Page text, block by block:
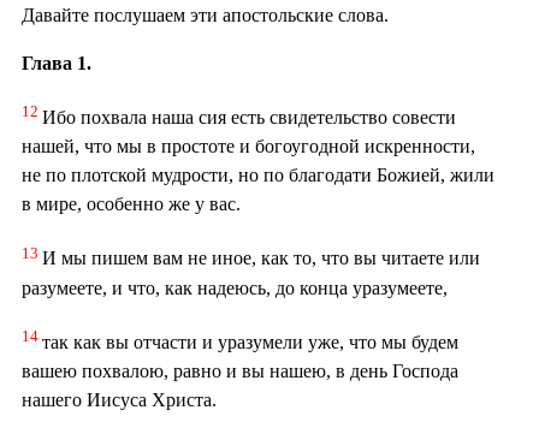
Давайте послушаем эти апостольские слова.
Глава 1.
12 Ибо похвала наша сия есть свидетельство совести
нашей, что мы в простоте и богоугодной искренности,
не по плотской мудрости, но по благодати Божией, жили
в мире, особенно же у вас.
13 И мы пишем вам не иное, как то, что вы читаете или
разумеете, и что, как надеюсь, до конца уразумеете,
14 так как вы отчасти и уразумели уже, что мы будем
вашею похвалою, равно и вы нашею, в день Господа
нашего Иисуса Христа.